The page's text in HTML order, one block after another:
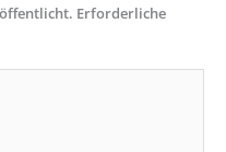
Erforderliche